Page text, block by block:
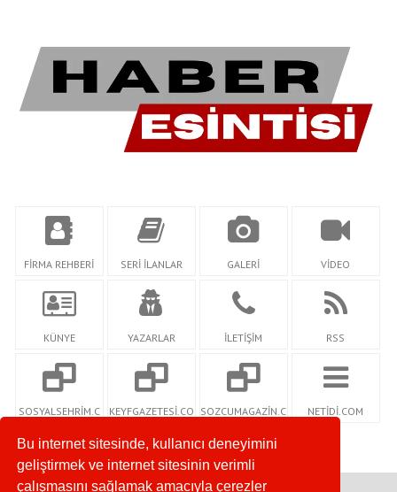
Bu internet sitesinde, kullanıcı deneyimini
geliştirmek ve internet sitesinin verimli
çalışmasını sağlamak amacıyla çerezler
FİRMA REHBERİ SERİ İLANLAR GALERİ VİDEO
KÜNYE YAZARLAR İLETİŞİM RSS
SOSYALSEHRİM.C
KEYFGAZETESİ.CO SOZCUMAGAZİN.C
NETİDİ.COM